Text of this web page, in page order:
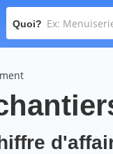
Quoi?